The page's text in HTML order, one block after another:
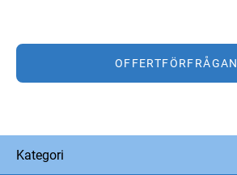
OFFERTFÖRFRÅGAN
Kategori